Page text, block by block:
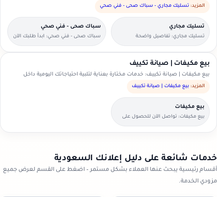
الأنسب.
المزيد: تسليك مجاري - سباك صحى - فني صحي
تسليك مجاري
تسليك مجاري: تفاصيل واضحة
لتسهيل اختيار مقدم الخدمة.
سباك صحى - فني صحي
سباك صحى - فني صحي: ابدأ طلبك الآن
بخطوات بسيطة وواضحة.
بيع مكيفات | صيانة تكييف
بيع مكيفات | صيانة تكييف: خدمات مختارة بعناية لتلبية احتياجاتك اليومية داخل
السعودية.
المزيد: بيع مكيفات | صيانة تكييف
بيع مكيفات
بيع مكيفات: تواصل الآن للحصول على
عرض سعر مناسب.
خدمات شائعة على دليل إعلانك السعودية
أقسام رئيسية يبحث عنها العملاء بشكل مستمر – اضغط على القسم لعرض جميع
مزودي الخدمة.